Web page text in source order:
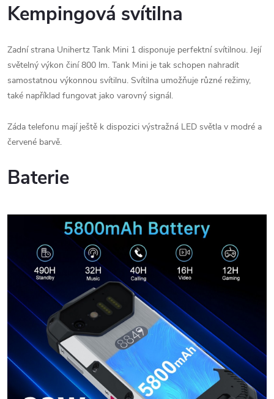
Kempingová svítilna
Zadní strana Unihertz Tank Mini 1 disponuje perfektní svítilnou. Její
světelný výkon činí 800 lm. Tank Mini je tak schopen nahradit
samostatnou výkonnou svítilnu. Svítilna umožňuje různé režimy,
také například fungovat jako varovný signál.
Záda telefonu mají ještě k dispozici výstražná LED světla v modré a
červené barvě.
Baterie